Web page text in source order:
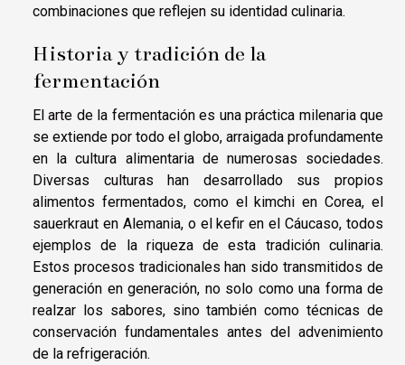
combinaciones que reflejen su identidad culinaria.
Historia y tradición de la
fermentación
El arte de la fermentación es una práctica milenaria que
se extiende por todo el globo, arraigada profundamente
en la cultura alimentaria de numerosas sociedades.
Diversas culturas han desarrollado sus propios
alimentos fermentados, como el kimchi en Corea, el
sauerkraut en Alemania, o el kefir en el Cáucaso, todos
ejemplos de la riqueza de esta tradición culinaria.
Estos procesos tradicionales han sido transmitidos de
generación en generación, no solo como una forma de
realzar los sabores, sino también como técnicas de
conservación fundamentales antes del advenimiento
de la refrigeración.